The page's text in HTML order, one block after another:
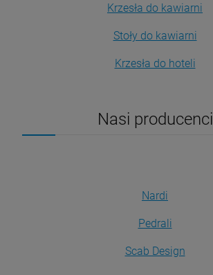
Krzesła do kawiarni
Stoły do kawiarni
Krzesła do hoteli
Nasi producenci
Nardi
Pedrali
Scab Design